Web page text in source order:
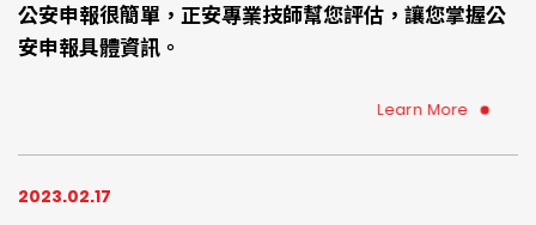
公安申報很簡單，正安專業技師幫您評估，讓您掌握公
安申報具體資訊。
Learn More
2023.02.17